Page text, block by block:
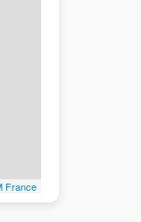
France